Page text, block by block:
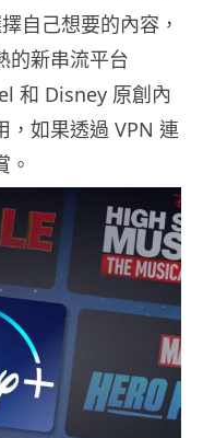
自己想要的內容，
的新串流平台
和 Disney 原創內
，如果透過 VPN 連
。